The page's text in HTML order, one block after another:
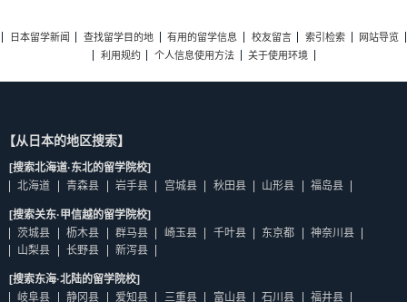
日本留学新闻 查找留学目的地 有用的留学信息 校友留言 索引检索
网站导览
利用规约
个人信息使用方法 关于使用环境
【从日本的地区搜索】
[搜索北海道·东北的留学院校]
北海道
青森县 岩手县 宫城县 秋田县 山形县 福岛县
[搜索关东·甲信越的留学院校]
茨城县
枥木县 群马县 崎玉县 千叶县 东京都
神奈川县
山梨县
长野县 新泻县
[搜索东海·北陆的留学院校]
岐阜县
静冈县 爱知县 三重县 富山县 石川县 福井县